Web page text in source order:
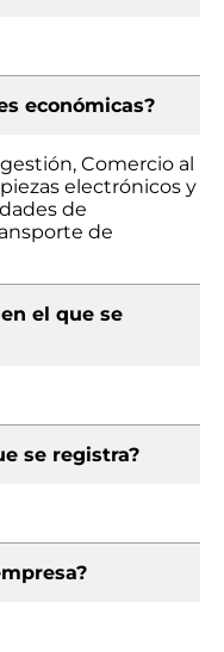
económicas?
Comercio al
electrónicos y
de
de
el que se
se registra?